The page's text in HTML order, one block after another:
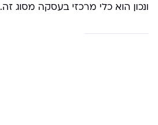
ונכון הוא כלי מרכזי בעסקה מסוג זה.